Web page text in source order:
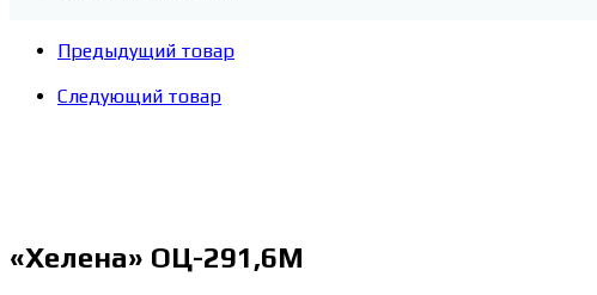
Предыдущий товар
Следующий товар
«Хелена» ОЦ-291,6М